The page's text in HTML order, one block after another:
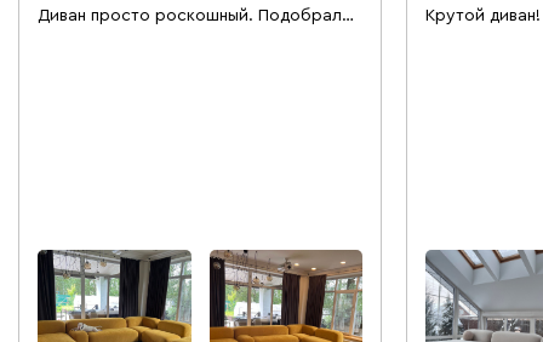
Диван просто роскошный. Подобрал
деньги. Доставка привезла только на
час раньше в 9 утра в субботу.
Крутой